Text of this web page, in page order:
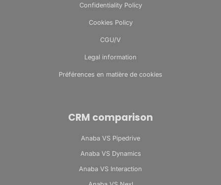
Confidentiality Policy
Cookies Policy
CGU/V
Legal information
Préférences en matière de cookies
CRM comparison
Anaba VS Pipedrive
Anaba VS Dynamics
Anaba VS Interaction